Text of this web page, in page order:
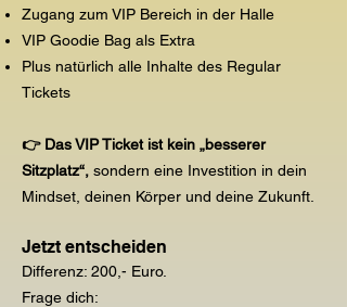
Zugang zum VIP Bereich in der Halle
VIP Goodie Bag als Extra
Plus natürlich alle Inhalte des Regular
Tickets
👉 Das VIP Ticket ist kein „besserer
Sitzplatz“, sondern eine Investition in dein
Mindset, deinen Körper und deine Zukunft.
Jetzt entscheiden
Differenz: 200,- Euro.
Frage dich: